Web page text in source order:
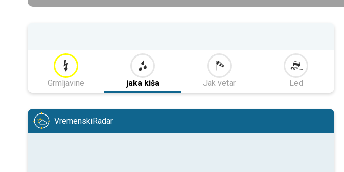
Grmljavine jaka kiša Jak vetar Led
VremenskiRadar